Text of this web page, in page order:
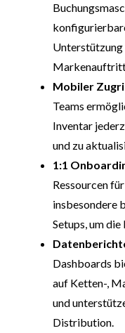
Unterstützung
Mobiler
Teams
Inventar
und zu
1:1
Ressourcen
insbesondere
Setups, um
Dashboards
auf Ketten-,
und
Distribution.